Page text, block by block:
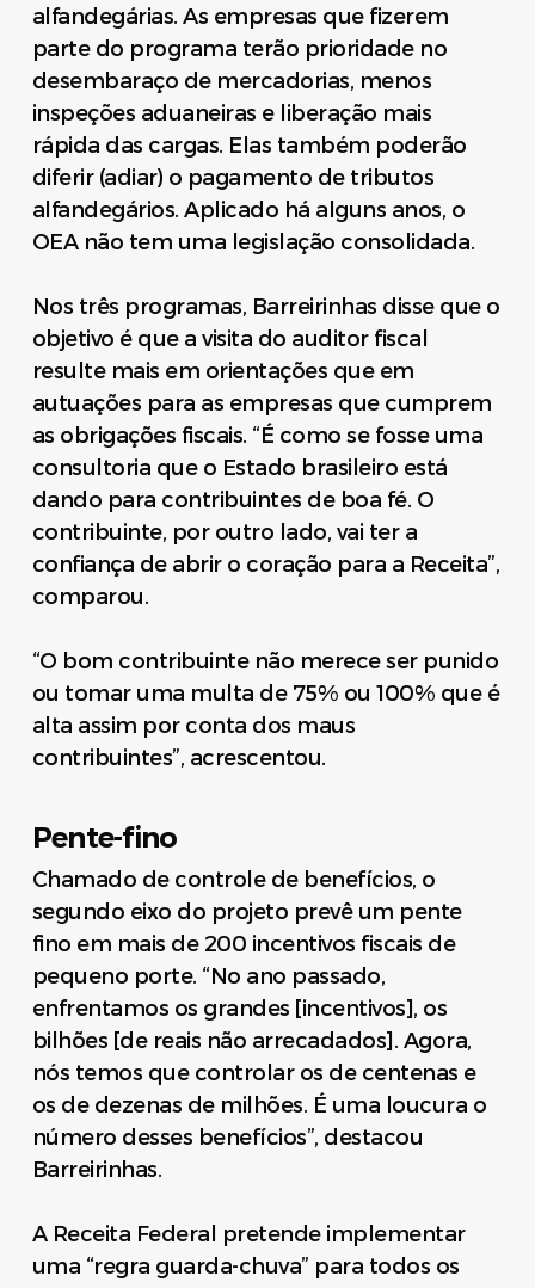
alfandegárias. As empresas que fizerem
parte do programa terão prioridade no
desembaraço de mercadorias, menos
inspeções aduaneiras e liberação mais
rápida das cargas. Elas também poderão
diferir (adiar) o pagamento de tributos
alfandegários. Aplicado há alguns anos, o
OEA não tem uma legislação consolidada.
Nos três programas, Barreirinhas disse que o
objetivo é que a visita do auditor fiscal
resulte mais em orientações que em
autuações para as empresas que cumprem
as obrigações fiscais. “É como se fosse uma
consultoria que o Estado brasileiro está
dando para contribuintes de boa fé. O
contribuinte, por outro lado, vai ter a
confiança de abrir o coração para a Receita”,
comparou.
“O bom contribuinte não merece ser punido
ou tomar uma multa de 75% ou 100% que é
alta assim por conta dos maus
contribuintes”, acrescentou.
Pente-fino
Chamado de controle de benefícios, o
segundo eixo do projeto prevê um pente
fino em mais de 200 incentivos fiscais de
pequeno porte. “No ano passado,
enfrentamos os grandes [incentivos], os
bilhões [de reais não arrecadados]. Agora,
nós temos que controlar os de centenas e
os de dezenas de milhões. É uma loucura o
número desses benefícios”, destacou
Barreirinhas.
A Receita Federal pretende implementar
uma “regra guarda-chuva” para todos os